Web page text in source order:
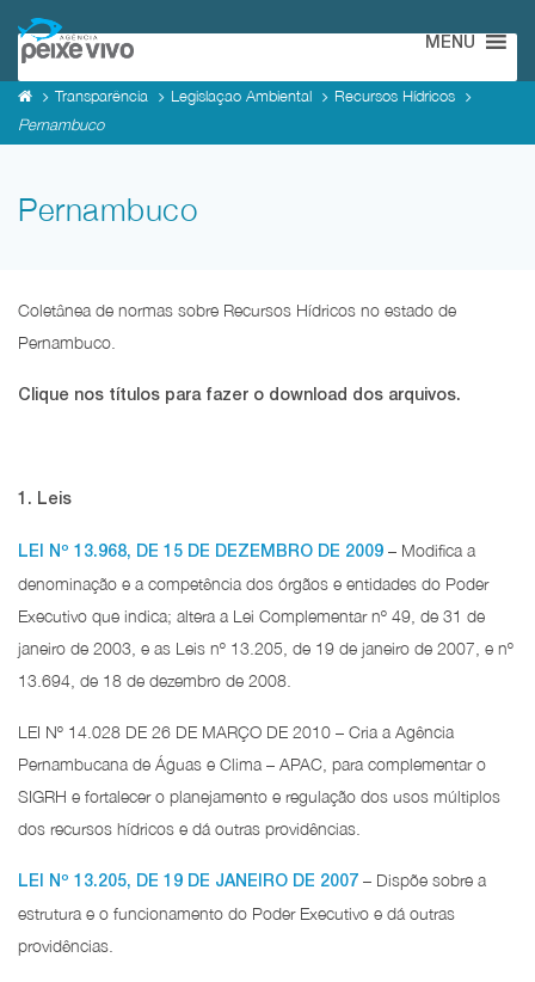
MENU
Transparência Legislaçao Ambiental
Recursos Hídricos
Pernambuco
Pernambuco
Coletânea de normas sobre Recursos Hídricos no estado de
Pernambuco.
Clique nos títulos para fazer o download dos arquivos.
1. Leis
LEI Nº 13.968, DE 15 DE DEZEMBRO DE 2009 – Modifica a
denominação e a competência dos órgãos e entidades do Poder
Executivo que indica; altera a Lei Complementar nº 49, de 31 de
janeiro de 2003, e as Leis nº 13.205, de 19 de janeiro de 2007, e nº
13.694, de 18 de dezembro de 2008.
LEI Nº 14.028 DE 26 DE MARÇO DE 2010 – Cria a Agência
Pernambucana de Águas e Clima – APAC, para complementar o
SIGRH e fortalecer o planejamento e regulação dos usos múltiplos
dos recursos hídricos e dá outras providências.
LEI Nº 13.205, DE 19 DE JANEIRO DE 2007 – Dispõe sobre a
estrutura e o funcionamento do Poder Executivo e dá outras
providências.